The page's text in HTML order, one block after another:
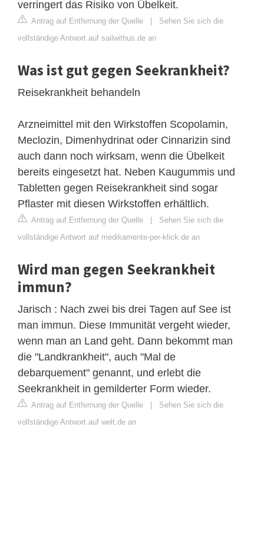
verringert das Risiko von Übelkeit.
Antrag auf Entfernung der Quelle | Sehen Sie sich die
vollständige Antwort auf sailwithus.de an
Was ist gut gegen Seekrankheit?
Reisekrankheit behandeln
Arzneimittel mit den Wirkstoffen Scopolamin,
Meclozin, Dimenhydrinat oder Cinnarizin sind
auch dann noch wirksam, wenn die Übelkeit
bereits eingesetzt hat. Neben Kaugummis und
Tabletten gegen Reisekrankheit sind sogar
Pflaster mit diesen Wirkstoffen erhältlich.
Antrag auf Entfernung der Quelle | Sehen Sie sich die
vollständige Antwort auf medikamente-per-klick.de an
Wird man gegen Seekrankheit
immun?
Jarisch : Nach zwei bis drei Tagen auf See ist
man immun. Diese Immunität vergeht wieder,
wenn man an Land geht. Dann bekommt man
die "Landkrankheit", auch "Mal de
debarquement" genannt, und erlebt die
Seekrankheit in gemilderter Form wieder.
Antrag auf Entfernung der Quelle | Sehen Sie sich die
vollständige Antwort auf welt.de an